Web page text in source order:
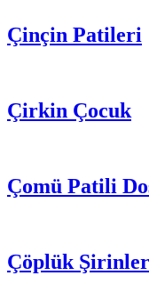
Çinçin Patileri
Çirkin Çocuk
Çomü Patili
Çöplük